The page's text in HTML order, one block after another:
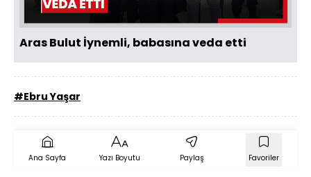
Aras Bulut İynemli, babasına veda etti
#Ebru Yaşar
Ana Sayfa Yazı Boyutu Paylaş Favoriler